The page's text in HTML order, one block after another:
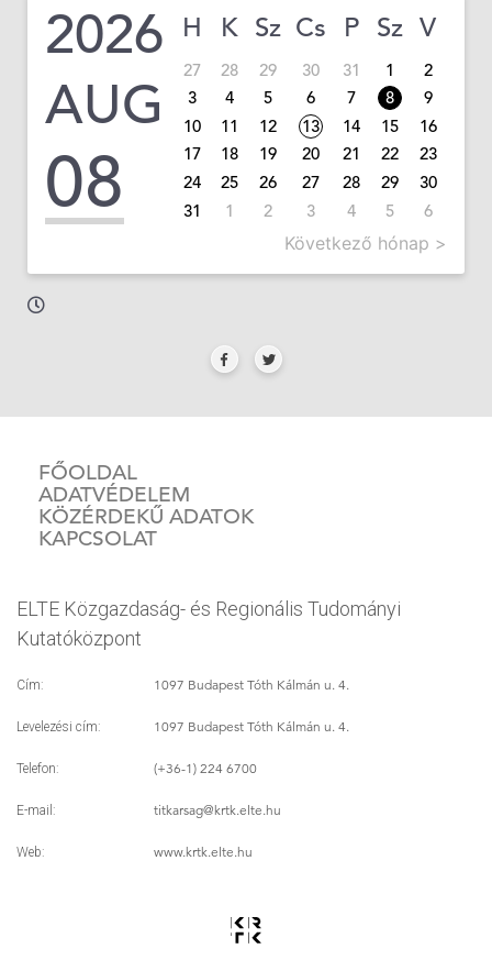
2026
AUG
08
H K Sz Cs P Sz V
27 28 29 30 31 1
2
3
4 5 6 7 8
9
10
11 12 13 14 15
16
17
18 19 20 21 22
23
24
25 26 27 28 29
30
31
1 2 3 4 5 6
Következő hónap >
FŐOLDAL
ADATVÉDELEM
KÖZÉRDEKŰ ADATOK
KAPCSOLAT
ELTE Közgazdaság- és Regionális Tudományi
Kutatóközpont
Cím: 1097 Budapest Tóth Kálmán u. 4.
Levelezési cím: 1097 Budapest Tóth Kálmán u. 4.
Telefon: (+36-1) 224 6700
E-mail: titkarsag@krtk.elte.hu
Web: www.krtk.elte.hu